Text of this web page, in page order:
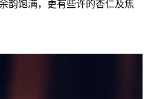
韵饱满，更有些许的杏仁及焦